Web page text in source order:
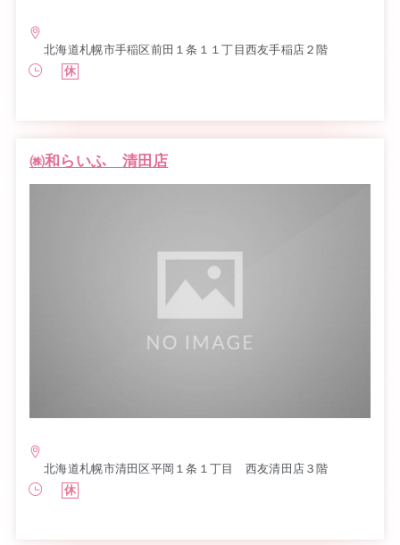
北海道札幌市手稲区前田１条１１丁目西友手稲店２階
休
㈱和らいふ 清田店
北海道札幌市清田区平岡１条１丁目 西友清田店３階
休